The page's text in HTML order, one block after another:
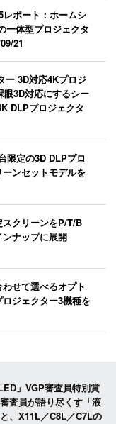
レポート：ホームシ
一体型プロジェクタ
21
ー 3D対応4Kプロジ
3D対応にするシー
DLPプロジェクタ
限定の3D DLPプロ
ンセットモデルを
クリーンをP/T/B
ナップに展開
せて選べるオプト
ジェクター3機種を
」VGP審査員特別賞
査員が語り尽くす「液
、X11L／C8L／C7Lの